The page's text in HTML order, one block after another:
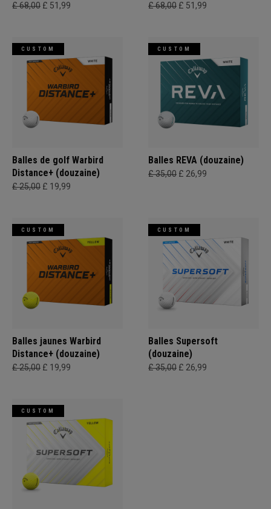
£ 68,00 £ 51,99 £ 68,00 £ 51,99
CUSTOM
Balles de golf Warbird
Distance+ (douzaine)
£ 25,00 £ 19,99
CUSTOM
Balles REVA (douzaine)
£ 35,00 £ 26,99
CUSTOM
Balles jaunes Warbird
Distance+ (douzaine)
£ 25,00 £ 19,99
CUSTOM
Balles Supersoft
(douzaine)
£ 35,00 £ 26,99
CUSTOM